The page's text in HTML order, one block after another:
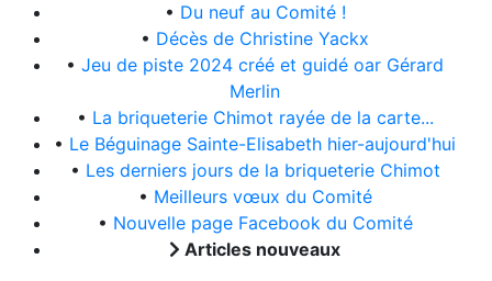
• Du neuf au Comité !
• Décès de Christine Yackx
• Jeu de piste 2024 créé et guidé oar Gérard
Merlin
• La briqueterie Chimot rayée de la carte...
• Le Béguinage Sainte-Elisabeth hier-aujourd'hui
• Les derniers jours de la briqueterie Chimot
• Meilleurs vœux du Comité
• Nouvelle page Facebook du Comité
Articles nouveaux